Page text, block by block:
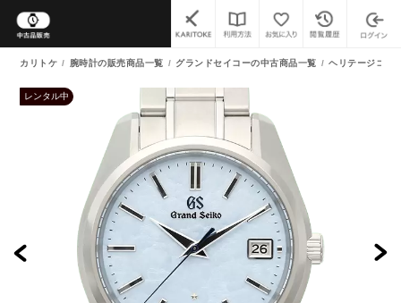
カリトケ 腕時計の販売商品一覧 グランドセイコーの中古商品一覧 ヘリテージコレ
レンタル中